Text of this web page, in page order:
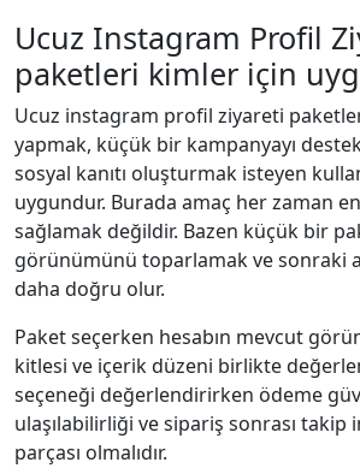
Ucuz Instagram Profil
paketleri kimler için
Ucuz instagram profil ziyareti
yapmak, küçük bir kampanyayı
sosyal kanıtı oluşturmak isteyen
uygundur. Burada amaç her zaman
sağlamak değildir. Bazen küçük bir
görünümünü toparlamak ve sonraki
daha doğru olur.
Paket seçerken hesabın mevcut
kitlesi ve içerik düzeni birlikte
seçeneği değerlendirirken ödeme
ulaşılabilirliği ve sipariş sonrası takip
parçası olmalıdır.